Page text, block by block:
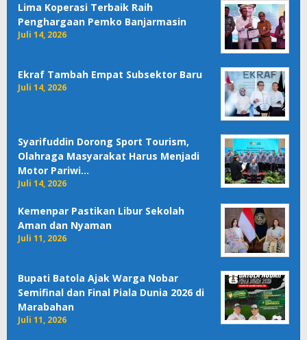
Lima Koperasi Terbaik Raih
Penghargaan Pemko Banjarmasin
Juli 14, 2026
Ekraf Tambah Empat Subsektor Baru
Juli 14, 2026
Syarifuddin Dorong Sport Tourism,
Olahraga Masyarakat Harus Menjadi
Motor Pariwi…
Juli 14, 2026
Kemenpar Pastikan Libur Sekolah
Aman dan Nyaman
Juli 11, 2026
Bupati Batola Ajak Warga Nobar
Semifinal dan Final Piala Dunia 2026 di
Marabahan
Juli 11, 2026